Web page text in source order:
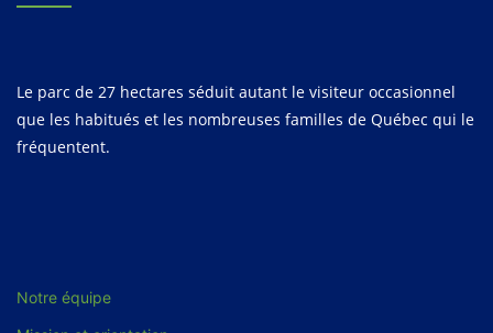
Le parc de 27 hectares séduit autant le visiteur occasionnel
que les habitués et les nombreuses familles de Québec qui le
fréquentent.
Notre équipe